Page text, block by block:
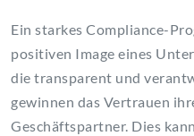
Ein starkes Compliance-
positiven Image eines
die transparent und
gewinnen das Vertrauen
Geschäftspartner. Dies